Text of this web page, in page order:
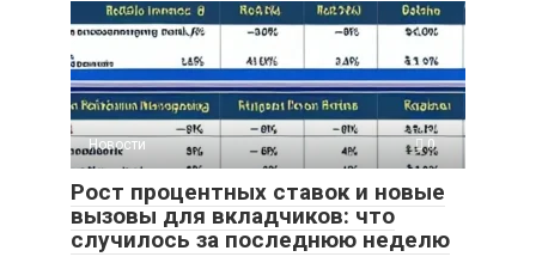
Новости 0
Рост процентных ставок и новые
вызовы для вкладчиков: что
случилось за последнюю неделю